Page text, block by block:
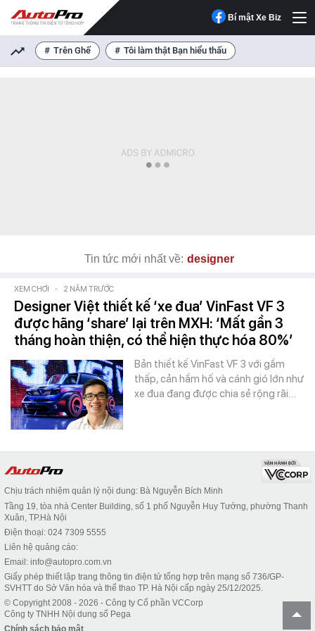
Bí mật Xe Biz
Trên Ghế Tôi làm thật Bạn hiểu thấu
Tin tức mới nhất về: designer
XEM CHƠI - 2 NĂM TRƯỚC
Designer Việt thiết kế ‘xe đua’ VinFast VF 3
được hãng ‘share’ lại trên MXH: ‘Mất gần 3
tháng hoàn thiện, có thể hiện thực hóa 80%’
Bản thiết kế VinFast VF 3 với gầm
thấp, cản hầm hố và cánh gió lớn như
xe đua đang được chia sẻ rộng rãi…
Chịu trách nhiệm quản lý nội dung: Bà Nguyễn Bích Minh
Tầng 19, tòa nhà Center Building, số 1 phố Nguyễn Huy Tưởng, phường Thanh
Xuân, TP.Hà Nội
Điện thoại: 024 7309 5555
Liên hệ quảng cáo:
Email: info@autopro.com.vn
Giấy phép thiết lập trang thông tin điện tử tổng hợp trên mạng số 736/GP-
SVHTT do Sở Văn hóa và thể thao TP. Hà Nội cấp ngày 25/12/2025.
© Copyright 2008 - 2026 - Công ty Cổ phần VCCorp
Công ty TNHH Nội dung số Pega
Chính sách bảo mật